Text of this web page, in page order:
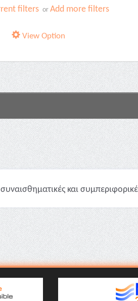
filters orAdd more filters
View Option
και